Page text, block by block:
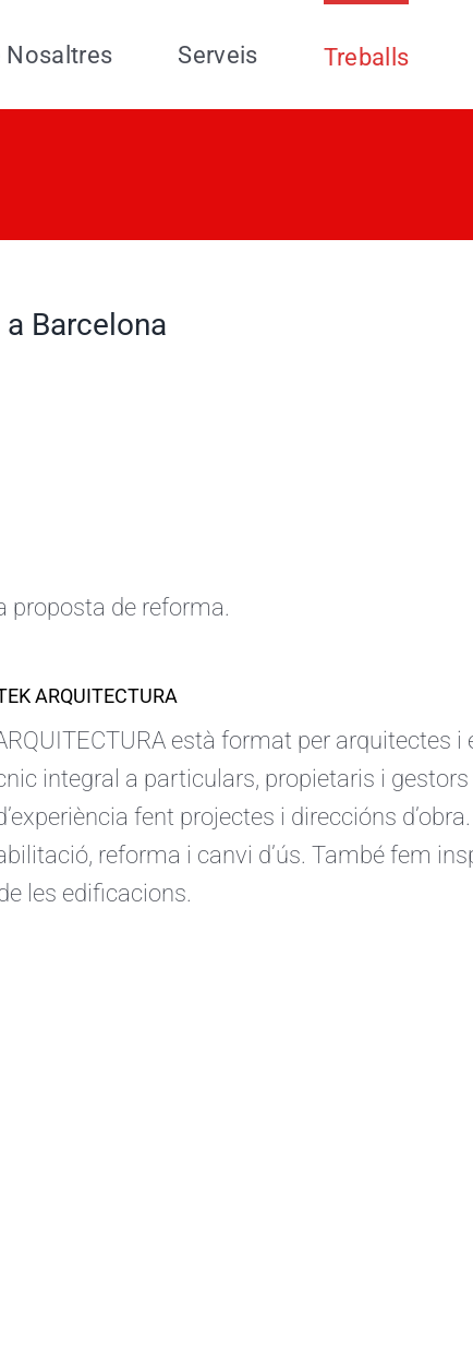
Nosaltres Serveis Treballs
Barcelona
proposta de reforma.
ARQUITECTURA
està format per arquitectes
integral a particulars, propietaris i
fent projectes i direccións
reforma i canvi d’ús. També fem
les edificacions.